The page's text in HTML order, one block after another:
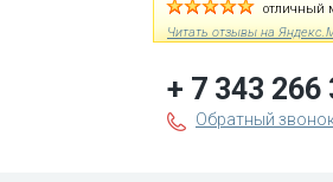
отличный
Читать отзывы на
+ 7 343 266
Обратный